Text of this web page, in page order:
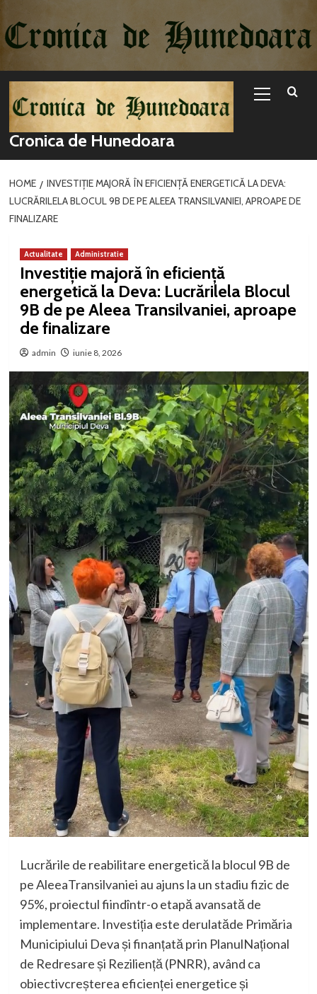
la
conținut
Cronica de Hunedoara
Menu
HOME
INVESTIȚIE MAJORĂ ÎN EFICIENȚĂ ENERGETICĂ LA DEVA:
LUCRĂRILELA BLOCUL 9B DE PE ALEEA TRANSILVANIEI, APROAPE DE
FINALIZARE
Actualitate Administratie
Investiție majoră în eficiență
energetică la Deva: Lucrărilela Blocul
9B de pe Aleea Transilvaniei, aproape
de finalizare
admin iunie 8, 2026
Lucrările de reabilitare energetică la blocul 9B de
peAleeaTransilvaniei au ajuns la un stadiufizicde
95%, proiectulfiindîntr-oetapă avansată de
implementare. Investiția este derulatăde Primăria
Municipiului Devașifinanțată prin PlanulNațional
de Redresareși Reziliență (PNRR), având ca
obiectivcreșterea eficienței energeticeși